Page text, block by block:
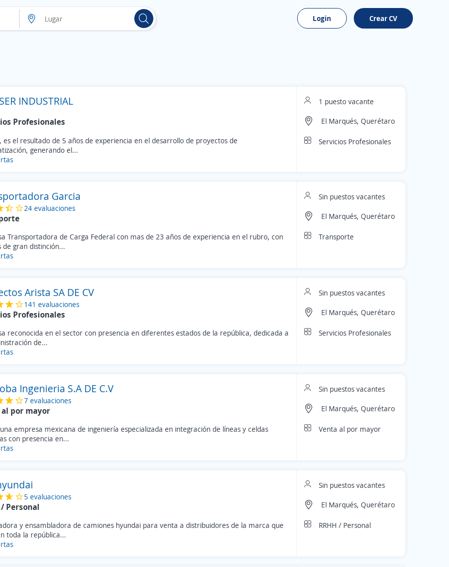
Login Crear CV
INDUSTRIAL
Profesionales
es el resultado de 5 años de experiencia en el desarrollo de proyectos de
generando el...
1 puesto vacante
El Marqués, Querétaro
Servicios Profesionales
Garcia
24 evaluaciones
Transportadora de Carga Federal con mas de 23 años de experiencia en el rubro, con
de gran distinción...
Sin puestos vacantes
El Marqués, Querétaro
Transporte
Arista SA DE CV
141 evaluaciones
Profesionales
reconocida en el sector con presencia en diferentes estados de la república, dedicada a
de...
Sin puestos vacantes
El Marqués, Querétaro
Servicios Profesionales
Ingenieria S.A DE C.V
7 evaluaciones
por mayor
empresa mexicana de ingeniería especializada en integración de líneas y celdas
con presencia en...
Sin puestos vacantes
El Marqués, Querétaro
Venta al por mayor
5 evaluaciones
/ Personal
y ensambladora de camiones hyundai para venta a distribuidores de la marca que
toda la república...
Sin puestos vacantes
El Marqués, Querétaro
RRHH / Personal